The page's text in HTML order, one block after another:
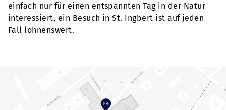
einfach nur für einen entspannten Tag in der Natur
interessiert, ein Besuch in St. Ingbert ist auf jeden
Fall lohnenswert.